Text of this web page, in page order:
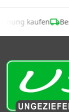
kaufen